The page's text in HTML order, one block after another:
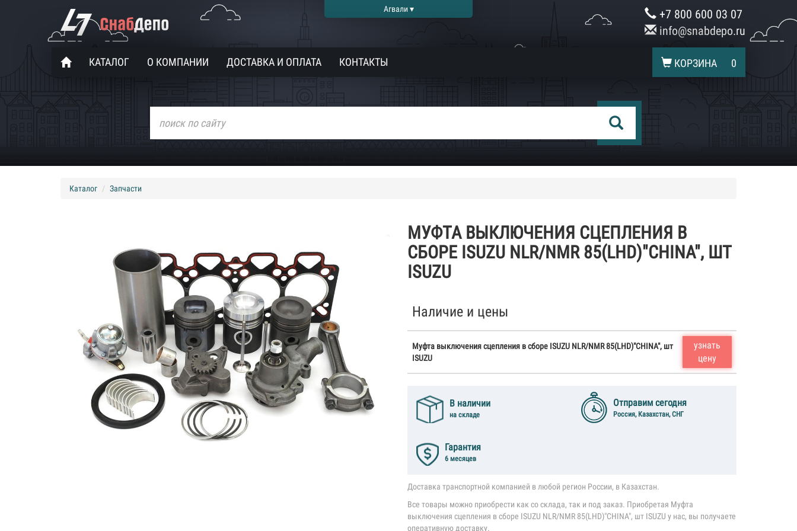
Агвали ▾
+7 800 600 03 07
info@snabdepo.ru
КАТАЛОГ О КОМПАНИИ ДОСТАВКА И ОПЛАТА КОНТАКТЫ КОРЗИНА 0
Каталог Запчасти
МУФТА ВЫКЛЮЧЕНИЯ СЦЕПЛЕНИЯ В
СБОРЕ ISUZU NLR/NMR 85(LHD)"CHINA", ШТ
ISUZU
Наличие и цены
Муфта выключения сцепления в сборе ISUZU NLR/NMR 85(LHD)"CHINA", шт
ISUZU
узнать
цену
В наличии
на складе
Отправим сегодня
Россия, Казахстан, СНГ
Гарантия
6 месяцев
Доставка транспортной компанией в любой регион России, в Казахстан.
Все товары можно приобрести как со склада, так и под заказ. Приобретая Муфта
выключения сцепления в сборе ISUZU NLR/NMR 85(LHD)"CHINA", шт ISUZU у нас, вы получаете
оперативную доставку.